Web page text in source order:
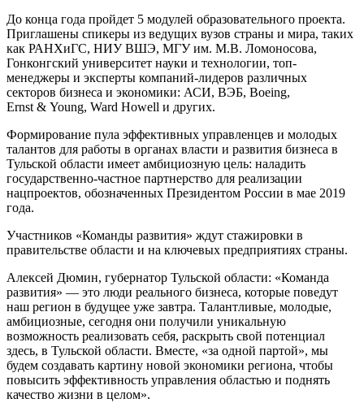
До конца года пройдет 5 модулей образовательного проекта.
Приглашены спикеры из ведущих вузов страны и мира, таких
как РАНХиГС, НИУ ВШЭ, МГУ им. М.В. Ломоносова,
Гонконгский университет науки и технологии, топ-
менеджеры и эксперты компаний-лидеров различных
секторов бизнеса и экономики: АСИ, ВЭБ, Boeing,
Ernst & Young, Ward Howell и других.
Формирование пула эффективных управленцев и молодых
талантов для работы в органах власти и развития бизнеса в
Тульской области имеет амбициозную цель: наладить
государственно-частное партнерство для реализации
нацпроектов, обозначенных Президентом России в мае 2019
года.
Участников «Команды развития» ждут стажировки в
правительстве области и на ключевых предприятиях страны.
Алексей Дюмин, губернатор Тульской области: «Команда
развития» — это люди реального бизнеса, которые поведут
наш регион в будущее уже завтра. Талантливые, молодые,
амбициозные, сегодня они получили уникальную
возможность реализовать себя, раскрыть свой потенциал
здесь, в Тульской области. Вместе, «за одной партой», мы
будем создавать картину новой экономики региона, чтобы
повысить эффективность управления областью и поднять
качество жизни в целом».